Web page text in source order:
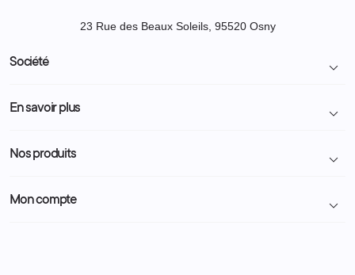
23 Rue des Beaux Soleils, 95520 Osny
Société 
Livraison et retour colis
Demande de devis
Nous contacter
En savoir plus 
Programme Fidélité
Administration
Nos produits 
Police Municipale | ASVP
Mon compte 